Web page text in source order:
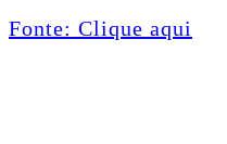
Fonte: Clique aqui